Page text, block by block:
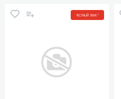
ЧЕСТНЫЙ ЗНАК *